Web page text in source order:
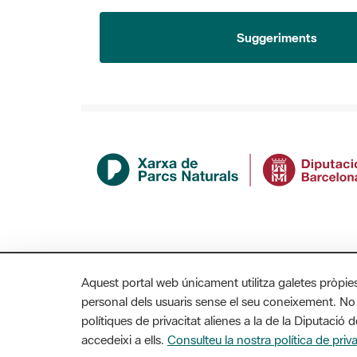
MAPA WEB AVÍS LEGAL
Aquest portal web únicament utilitza galetes
personal dels usuaris sense el seu coneixement.
polítiques de privacitat alienes a la de la Diputació
accedeixi a ells. Consulteu la nostra política de